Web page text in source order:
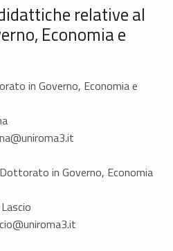
relative al
Economia e
in Governo, Economia e
in Governo, Economia